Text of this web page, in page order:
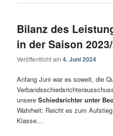
Bilanz des
in der Saison
Veröffentlicht am4. Juni 2024
Anfang Juni war es soweit, die
unsereSchiedsrichter unter
Wahrheit: Reicht es zum
Klasse…